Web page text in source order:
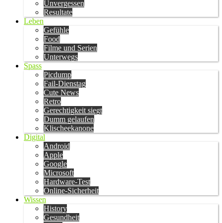
Unvergessen
Resultate
Leben
Gefühle
Food
Filme und Serien
Unterwegs
Spass
Picdump
Fail-Dienstag
Cute News
Retro
Gerechtigkeit siegt
Dumm gelaufen
Klischeekanone
Digital
Android
Apple
Google
Microsoft
Hardware-Test
Online-Sicherheit
Wissen
History
Gesundheit